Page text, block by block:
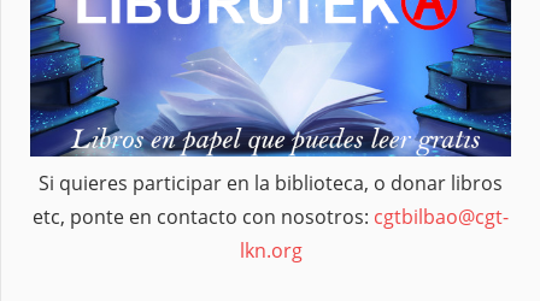
Si quieres participar en la biblioteca, o donar libros
etc, ponte en contacto con nosotros: cgtbilbao@cgt-
lkn.org